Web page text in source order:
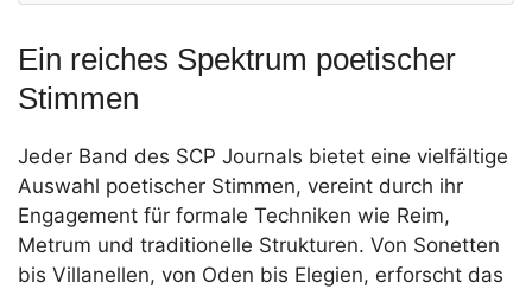
Ein reiches Spektrum poetischer
Stimmen
Jeder Band des SCP Journals bietet eine vielfältige
Auswahl poetischer Stimmen, vereint durch ihr
Engagement für formale Techniken wie Reim,
Metrum und traditionelle Strukturen. Von Sonetten
bis Villanellen, von Oden bis Elegien, erforscht das